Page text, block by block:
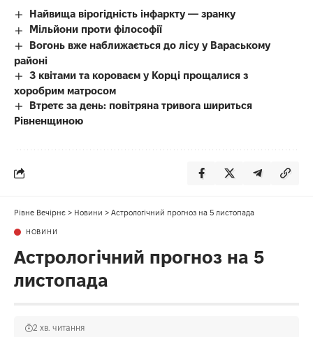
Найвища вірогідність інфаркту — зранку
Мільйони проти філософії
Вогонь вже наближається до лісу у Вараському
районі
З квітами та короваєм у Корці прощалися з
хоробрим матросом
Втретє за день: повітряна тривога шириться
Рівненщиною
Рівне Вечірнє > Новини > Астрологічний прогноз на 5 листопада
НОВИНИ
Астрологічний прогноз на 5
листопада
2 хв. читання